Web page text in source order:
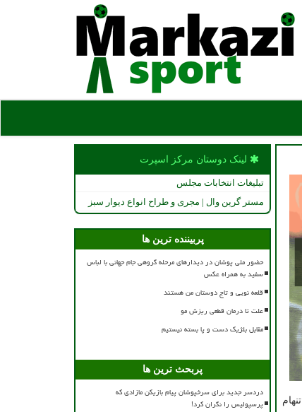
لینک دوستان مركز اسپرت
تبلیغات انتخابات مجلس
مستر گرین وال | مجری و طراح انواع دیوار سبز
پربیننده ترین ها
حضور ملی پوشان در دیدارهای مرحله گروهی جام جهانی با لباس
سفید به همراه عکس
قلعه نویی و تاج دوستان من هستند
علت تا درمان قطعی ریزش مو
مقابل بلژیک دست و پا بسته نیستیم
پربحث ترین ها
دردسر جدید برای سرخپوشان پیام بازیکن مازادی که
پرسپولیس را نگران کرد!